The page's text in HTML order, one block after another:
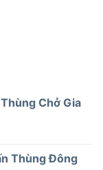
Chở Gia
Thùng Đông